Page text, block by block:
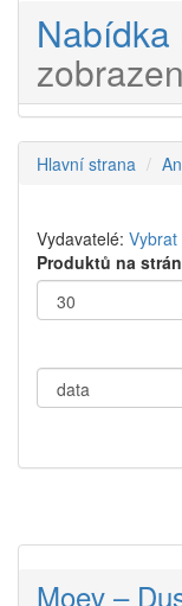
Nabídka
Hlavní strana
Vydavatelé: Vybrat
Produktů na
Moev –